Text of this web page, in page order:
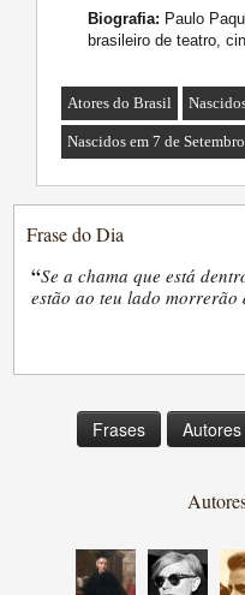
Biografia: Paulo
brasileiro de teatro,
Atores do Brasil
Nascidos em 7 de Setembro
Frase do Dia
“Se a chama que está
estão ao teu lado morrerão
Frases Autores